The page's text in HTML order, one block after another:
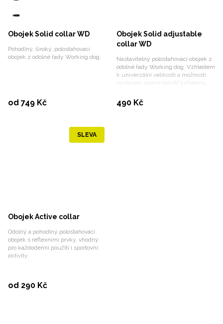
Obojek Solid collar WD
Pohodlný, široký, polostahovací
obojek z odolné řady Working dog.
od 749 KčVybrat variantu
Obojek Solid adjustable
collar WD
Nastavitelný polostahovací obojek z
odolné řady Working dog. Vzhledem
k univerzální velikosti a možnosti
nastavení padne téměř každému
490 Kč
SLEVA
Obojek Active collar
Odolný a pohodlný polostahovací
obojek s reflexními prvky, vhodný
pro každodenní použití i sportovní
aktivity.
od 290 KčVybrat variantu